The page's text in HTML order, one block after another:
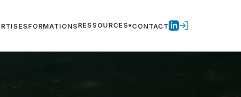
FORMATIONS RESSOURCES CONTACT